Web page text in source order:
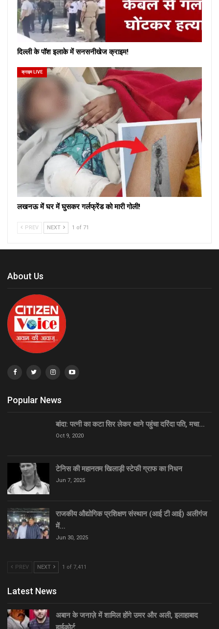
दिल्ली के पॉश इलाके में सनसनीखेज क्राइम!
क्राइम LIVE
लखनऊ में घर में घुसकर गर्लफ्रेंड को मारी गोली!
PREV NEXT 1 of 71
About Us
Popular News
बांदा: पत्नी का कटा सिर लेकर थाने पहुंचा दरिंदा पति, मचा…
Oct 9, 2020
टेनिस की महानतम खिलाड़ी स्टेफी ग्राफ का निधन
Jun 7, 2025
राजकीय औद्योगिक प्रशिक्षण संस्थान (आई टी आई) अलीगंज
में…
Jun 30, 2025
PREV NEXT 1 of 7,411
Latest News
अबान के जनाज़े में शामिल होंगे उमर और अली, इलाहाबाद